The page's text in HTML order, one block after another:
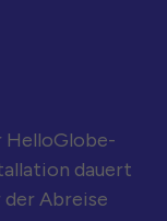
HelloGlobe-
dauert
Abreise